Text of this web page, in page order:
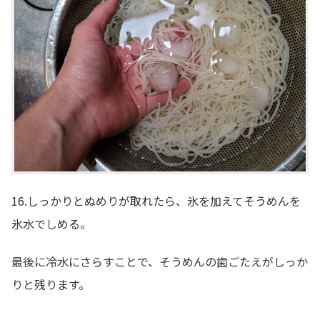
16.しっかりとぬめりが取れたら、氷を加えてそうめんを
氷水でしめる。
最後に冷水にさらすことで、そうめんの歯ごたえがしっか
りと残ります。